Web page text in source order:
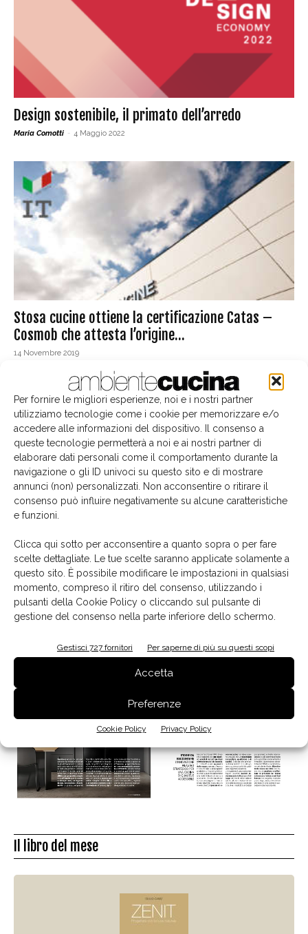
Per fornire le migliori esperienze, noi e i nostri partner
utilizziamo tecnologie come i cookie per memorizzare e/o
accedere alle informazioni del dispositivo. Il consenso a
queste tecnologie permetterà a noi e ai nostri partner di
elaborare dati personali come il comportamento durante la
navigazione o gli ID univoci su questo sito e di mostrare
annunci (non) personalizzati. Non acconsentire o ritirare il
consenso può influire negativamente su alcune caratteristiche
e funzioni.
Clicca qui sotto per acconsentire a quanto sopra o per fare
scelte dettagliate. Le tue scelte saranno applicate solamente a
questo sito. È possibile modificare le impostazioni in qualsiasi
momento, compreso il ritiro del consenso, utilizzando i
pulsanti della Cookie Policy o cliccando sul pulsante di
gestione del consenso nella parte inferiore dello schermo.
Gestisci 727 fornitori Per saperne di più su questi scopi
Accetta
Preferenze
Cookie Policy Privacy Policy
Design sostenibile, il primato dell’arredo
Maria Comotti - 4 Maggio 2022
Stosa cucine ottiene la certificazione Catas –
Cosmob che attesta l’origine...
14 Novembre 2019
Edicola
La biblioteca dei brand
Il libro del mese